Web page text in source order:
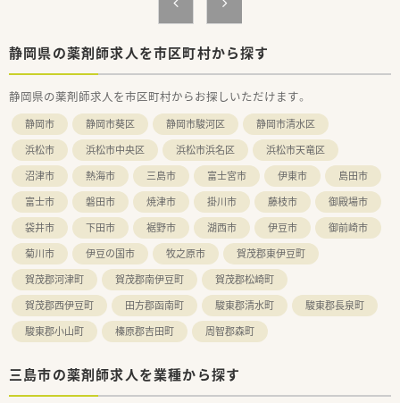
■日祝休みに加えて、水曜日と土曜日は午後がお休みとなる予定
で、週休2.5日相当の働き方が可能です。
まとまったお休みも確保できます。
■有給休暇もしっかりと取得できる環境を整え、仕事とプライベ
ートのバランスを重視しています。
静岡県の薬剤師求人を市区町村から探す
静岡県の薬剤師求人を市区町村からお探しいただけます。
静岡市 静岡市葵区 静岡市駿河区
静岡市清水区
浜松市
浜松市中央区 浜松市浜名区
浜松市天竜区
沼津市
熱海市 三島市 富士宮市 伊東市
島田市
富士市
磐田市 焼津市 掛川市 藤枝市
御殿場市
袋井市
下田市 裾野市 湖西市 伊豆市
御前崎市
菊川市
伊豆の国市 牧之原市
賀茂郡東伊豆町
賀茂郡河津町
賀茂郡南伊豆町
賀茂郡松崎町
賀茂郡西伊豆町
田方郡函南町 駿東郡清水町
駿東郡長泉町
駿東郡小山町
榛原郡吉田町 周智郡森町
三島市の薬剤師求人を業種から探す